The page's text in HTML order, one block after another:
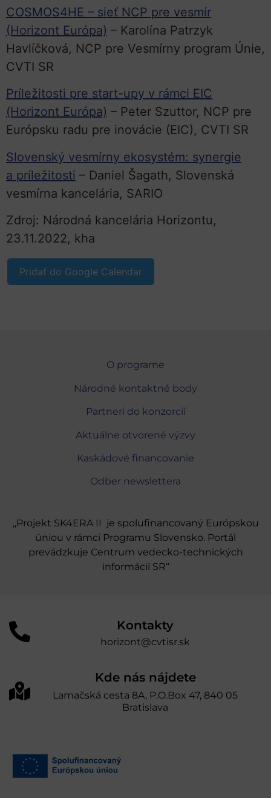
COSMOS4HE – sieť NCP pre vesmír
(Horizont Európa) – Karolína Patrzyk
Havlíčková, NCP pre Vesmírny program Únie,
CVTI SR
Príležitosti pre start-upy v rámci EIC
(Horizont Európa) – Peter Szuttor, NCP pre
Európsku radu pre inovácie (EIC), CVTI SR
Slovenský vesmírny ekosystém: synergie
a príležitosti – Daniel Šagath, Slovenská
vesmírna kancelária, SARIO
Zdroj: Národná kancelária Horizontu,
23.11.2022, kha
Pridať do Google Calendar
O programe
Národné kontaktné body
Partneri do konzorcií
Aktuálne otvorené výzvy
Kaskádové financovanie
Odber newslettera
„Projekt SK4ERA II je spolufinancovaný Európskou
úniou v rámci Programu Slovensko. Portál
prevádzkuje Centrum vedecko-technických
informácií SR“
Kontakty
horizont@cvtisr.sk
Kde nás nájdete
Lamačská cesta 8A, P.O.Box 47, 840 05
Bratislava